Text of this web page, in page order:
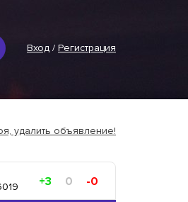
Вход / Регистрация
удалить объявление!
+3 0 -0